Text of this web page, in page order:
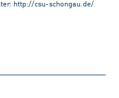
http://csu-schongau.de/